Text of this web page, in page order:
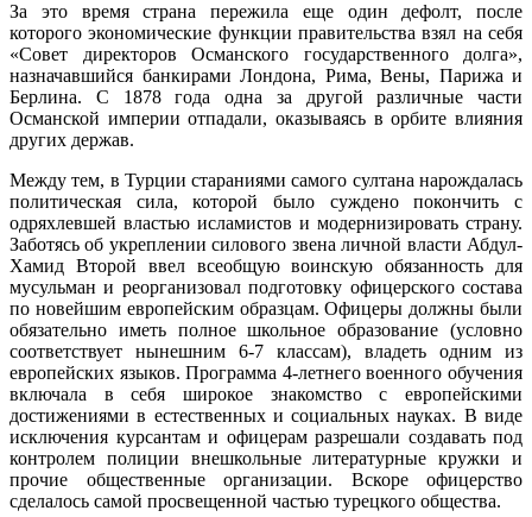
За это время страна пережила еще один дефолт, после
которого экономические функции правительства взял на себя
«Совет директоров Османского государственного долга»,
назначавшийся банкирами Лондона, Рима, Вены, Парижа и
Берлина. С 1878 года одна за другой различные части
Османской империи отпадали, оказываясь в орбите влияния
других держав.
Между тем, в Турции стараниями самого султана нарождалась
политическая сила, которой было суждено покончить с
одряхлевшей властью исламистов и модернизировать страну.
Заботясь об укреплении силового звена личной власти Абдул-
Хамид Второй ввел всеобщую воинскую обязанность для
мусульман и реорганизовал подготовку офицерского состава
по новейшим европейским образцам. Офицеры должны были
обязательно иметь полное школьное образование (условно
соответствует нынешним 6-7 классам), владеть одним из
европейских языков. Программа 4-летнего военного обучения
включала в себя широкое знакомство с европейскими
достижениями в естественных и социальных науках. В виде
исключения курсантам и офицерам разрешали создавать под
контролем полиции внешкольные литературные кружки и
прочие общественные организации. Вскоре офицерство
сделалось самой просвещенной частью турецкого общества.